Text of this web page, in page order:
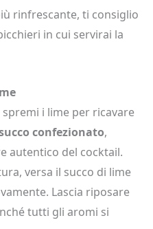
rinfrescante, ti consiglio
in cui servirai la
i lime per ricavare
confezionato,
autentico del cocktail.
versa il succo di lime
Lascia riposare
tutti gli aromi si